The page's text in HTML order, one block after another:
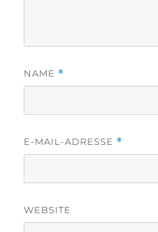
NAME *
E-MAIL-ADRESSE *
WEBSITE